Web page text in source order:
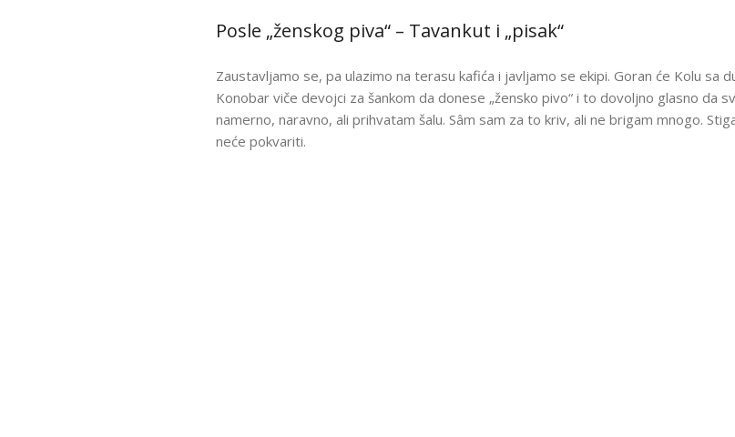
Posle „ženskog piva“ – Tavankut i „pisak“
Zaustavljamo se, pa ulazimo na terasu kafića i javljamo se ekipi. Goran će Kolu sa
Konobar viče devojci za šankom da donese „žensko pivo“ i to dovoljno glasno da
namerno, naravno, ali prihvatam šalu. Sâm sam za to kriv, ali ne brigam mnogo.
neće pokvariti.